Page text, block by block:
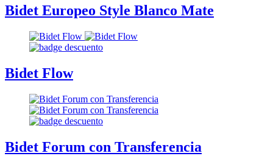
Bidet Europeo Style Blanco Mate
Bidet Flow
Bidet Forum con Transferencia